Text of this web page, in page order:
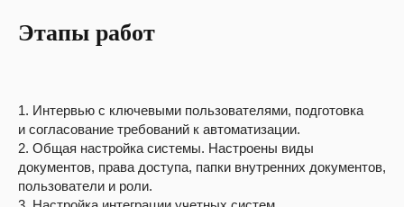
Этапы работ
1. Интервью с ключевыми пользователями, подготовка
и согласование требований к автоматизации.
2. Общая настройка системы. Настроены виды
документов, права доступа, папки внутренних документов,
пользователи и роли.